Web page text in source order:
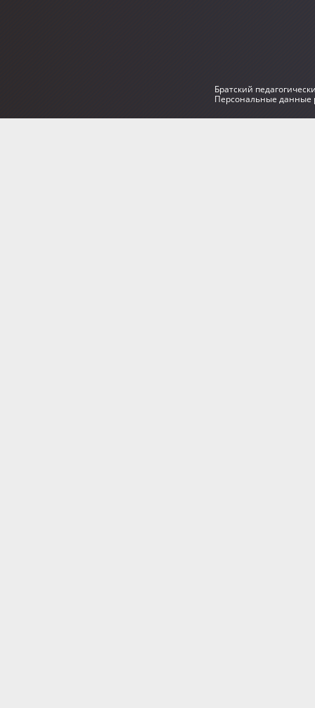
Братский
Персональные данные